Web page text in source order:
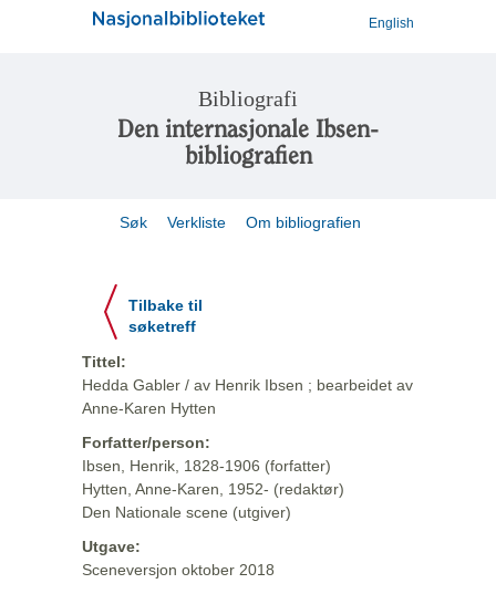
English
Bibliografi
Den internasjonale Ibsen-
bibliografien
Søk Verkliste Om bibliografien
Tilbake til
søketreff
Tittel:
Hedda Gabler / av Henrik Ibsen ; bearbeidet av
Anne-Karen Hytten
Forfatter/person:
Ibsen, Henrik, 1828-1906 (forfatter)
Hytten, Anne-Karen, 1952- (redaktør)
Den Nationale scene (utgiver)
Utgave:
Sceneversjon oktober 2018